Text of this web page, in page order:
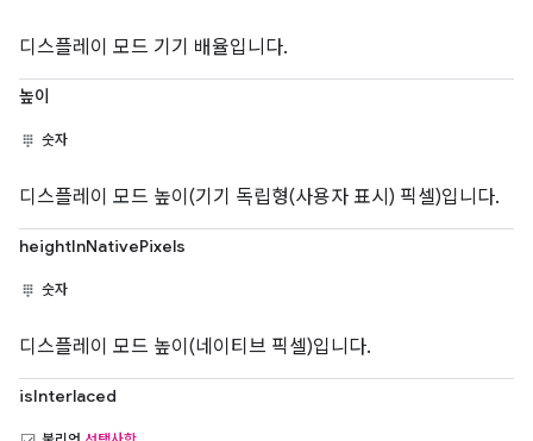
디스플레이 모드 기기 배율입니다.
높이
숫자
디스플레이 모드 높이(기기 독립형(사용자 표시) 픽셀)입니다.
heightInNativePixels
숫자
디스플레이 모드 높이(네이티브 픽셀)입니다.
isInterlaced